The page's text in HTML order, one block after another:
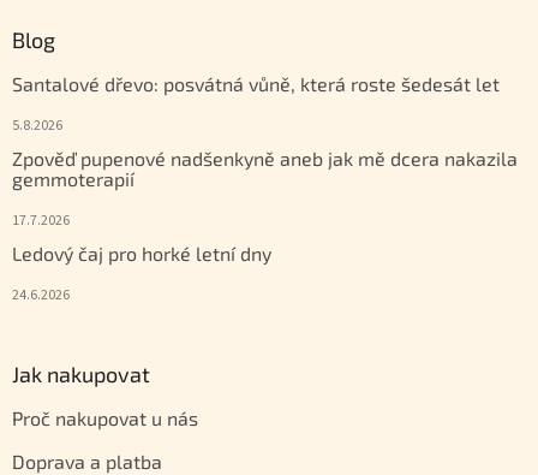
Blog
Santalové dřevo: posvátná vůně, která roste šedesát let
5.8.2026
Zpověď pupenové nadšenkyně aneb jak mě dcera nakazila
gemmoterapií
17.7.2026
Ledový čaj pro horké letní dny
24.6.2026
Jak nakupovat
Proč nakupovat u nás
Doprava a platba